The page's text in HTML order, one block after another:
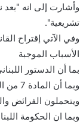
وأشارت إلى انه
تشريعية".
وفي الآتي إقتراح
الأسباب الموجبة
بما أن الدستور
وبما
ويتحملون الفرائض